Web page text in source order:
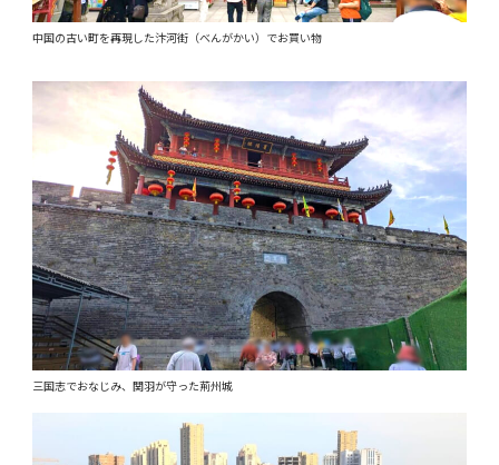
中国の古い町を再現した汴河街（べんがかい）でお買い物
三国志でおなじみ、関羽が守った荊州城